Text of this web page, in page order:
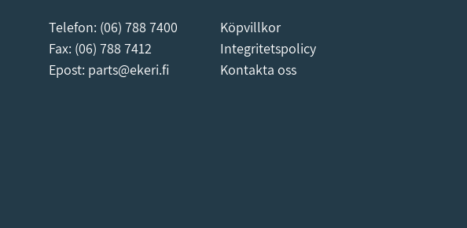
Telefon: (06) 788 7400
Fax: (06) 788 7412
Epost: parts@ekeri.fi
Köpvillkor
Integritetspolicy
Kontakta oss